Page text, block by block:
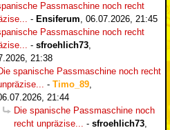
Passmaschine noch recht
- Ensiferum, 06.07.2026, 21:45
Passmaschine noch recht
- sfroehlich73,
21:38
spanische Passmaschine noch recht
- Timo_89,
21:44
Die spanische Passmaschine noch
recht unpräzise... - sfroehlich73,